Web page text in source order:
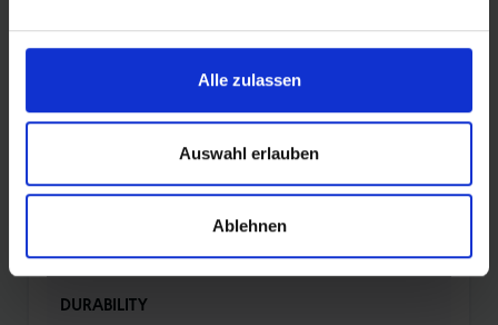
Alle zulassen
Auswahl erlauben
Ablehnen
BEWERTUNGEN
ROLLING
DURABILITY